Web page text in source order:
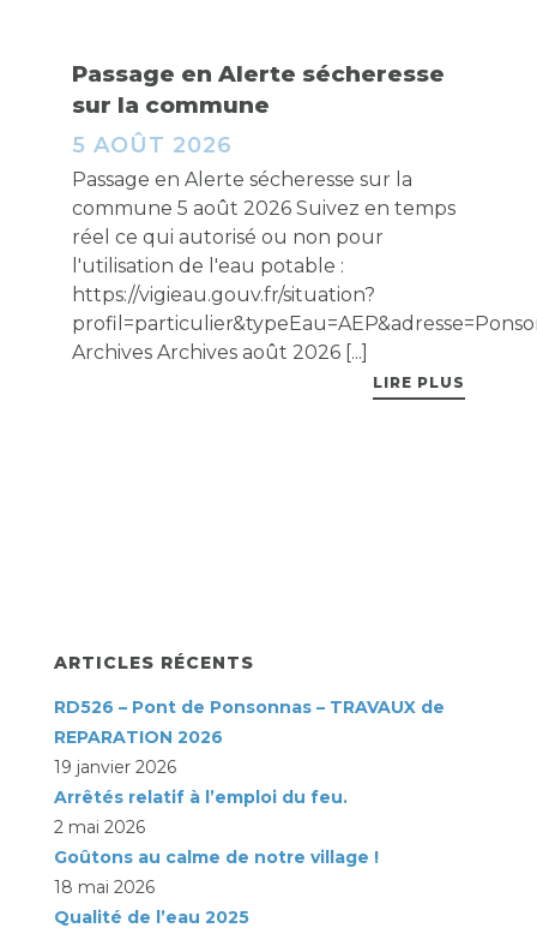
Passage en Alerte sécheresse
sur la commune
5 AOÛT 2026
Passage en Alerte sécheresse sur la
commune 5 août 2026 Suivez en temps
réel ce qui autorisé ou non pour
l'utilisation de l'eau potable :
https://vigieau.gouv.fr/situation?
Archives Archives août 2026 [...]
LIRE PLUS
ARTICLES RÉCENTS
RD526 – Pont de Ponsonnas – TRAVAUX de
REPARATION 2026
19 janvier 2026
Arrêtés relatif à l’emploi du feu.
2 mai 2026
Goûtons au calme de notre village !
18 mai 2026
Qualité de l’eau 2025